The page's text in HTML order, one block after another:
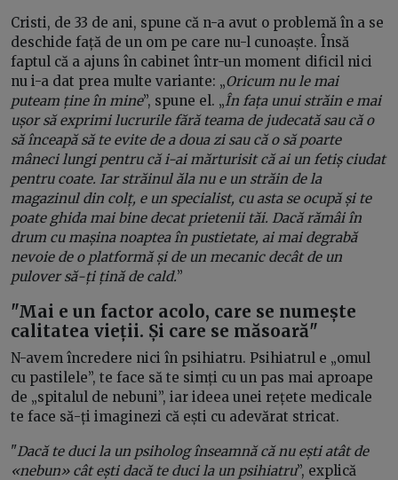
Cristi, de 33 de ani, spune că n-a avut o problemă în a se
deschide față de un om pe care nu-l cunoaște. Însă
faptul că a ajuns în cabinet într-un moment dificil nici
nu i-a dat prea multe variante: „Oricum nu le mai
puteam ține în mine”, spune el. „În fața unui străin e mai
ușor să exprimi lucrurile fără teama de judecată sau că o
să înceapă să te evite de a doua zi sau că o să poarte
mâneci lungi pentru că i-ai mărturisit că ai un fetiș ciudat
pentru coate. Iar străinul ăla nu e un străin de la
magazinul din colț, e un specialist, cu asta se ocupă și te
poate ghida mai bine decat prietenii tăi. Dacă rămâi în
drum cu mașina noaptea în pustietate, ai mai degrabă
nevoie de o platformă și de un mecanic decât de un
pulover să-ți țină de cald.”
"Mai e un factor acolo, care se numește
calitatea vieții. Și care se măsoară"
N-avem încredere nici în psihiatru. Psihiatrul e „omul
cu pastilele”, te face să te simți cu un pas mai aproape
de „spitalul de nebuni”, iar ideea unei rețete medicale
te face să-ți imaginezi că ești cu adevărat stricat.
"Dacă te duci la un psiholog înseamnă că nu ești atât de
«nebun» cât ești dacă te duci la un psihiatru”, explică